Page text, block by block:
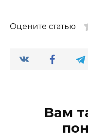
Оцените статью
Вам